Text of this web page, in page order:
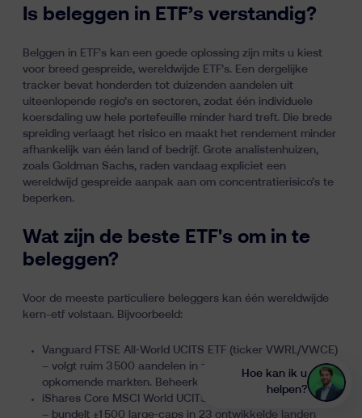
Hoe kan ik u
helpen?
Is beleggen in ETF’s verstandig?
Belggen in ETF's kan een goede oplossing zijn mits u kiest
voor breed gespreide, wereldwijde ETF’s. Een dergelijke
tracker bevat honderden tot duizenden aandelen uit
uiteenlopende regio’s en sectoren, zodat één individuele
koersdaling uw hele portefeuille minder hard treft. Die brede
spreiding verlaagt het risico en maakt het rendement minder
afhankelijk van één land of bedrijf. Grote analistenhuizen,
zoals Goldman Sachs, raden vandaag expliciet een
wereldwijd gespreide aanpak aan om concentratierisico’s te
beperken.
Wat zijn de beste ETF's om in te
beleggen?
Voor de meeste particuliere beleggers kan één wereldwijde
kern-etf volstaan. Bijvoorbeeld:
Vanguard FTSE All‑World UCITS ETF (ticker VWRL/VWCE)
– volgt ruim 3 500 aandelen in zowel ontwikkelde als
opkomende markten. Beheerkost ong. 0,22 %.
iShares Core MSCI World UCITS ETF (ticker IWDA/IWDD)
– bundelt ±1 500 large‑caps in 23 ontwikkelde landen